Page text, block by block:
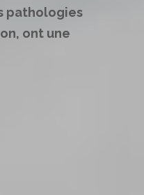
pathologies
ont une